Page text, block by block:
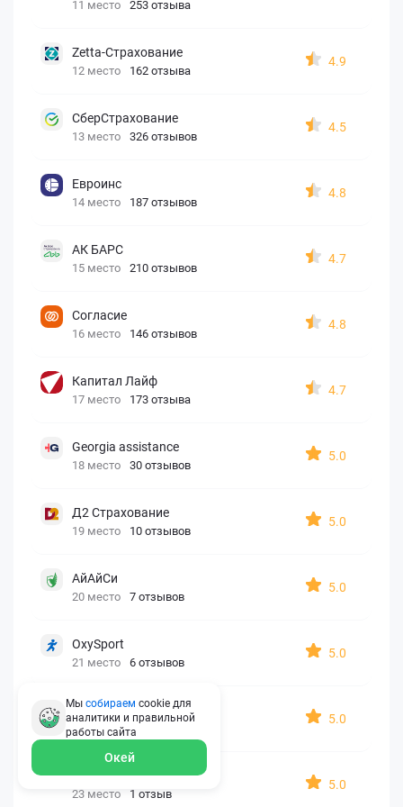
11 место 253 отзыва
Zetta-Страхование
12 место 162 отзыва
4.9
СберСтрахование
13 место 326 отзывов
4.5
Евроинс
14 место 187 отзывов
4.8
АК БАРС
15 место 210 отзывов
4.7
Согласие
16 место 146 отзывов
4.8
Капитал Лайф
17 место 173 отзыва
4.7
Georgia assistance
18 место 30 отзывов
5.0
Д2 Страхование
19 место 10 отзывов
5.0
АйАйСи
20 место 7 отзывов
5.0
OxySport
21 место 6 отзывов
5.0
ERGO AXA
22 место 2 отзыва
5.0
Oxy Travel Premium
23 место 1 отзыв
5.0
Мы собираем cookie для
аналитики и правильной
работы сайта
Окей